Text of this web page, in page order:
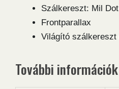
Szálkereszt: Mil Dot
Frontparallax
Világító szálkereszt
További információk